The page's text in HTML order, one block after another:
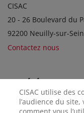
CISAC
20 - 26 Boulevard du
92200 Neuilly-sur-
Contactez nous
CISAC utilise des
l’audience du